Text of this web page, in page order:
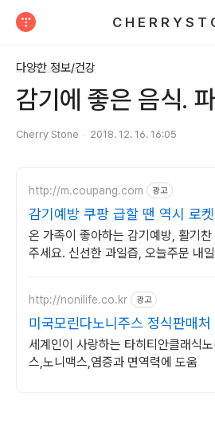
C H E R R Y S T
다양한 정보/건강
감기에 좋은 음식.
Cherry Stone 2018. 12. 16. 16:05
http://m.coupang.com 광고
감기예방 쿠팡 급할 땐 역시 로
온 가족이 좋아하는 감기예방, 활기
주세요. 신선한 과일즙, 오늘주문 내
http://nonilife.co.kr 광고
미국모린다노니주스 정식판매처
세계인이 사랑하는 타히티안클래식
스,노니맥스,염증과 면역력에 도움